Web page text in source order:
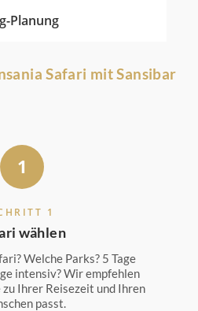
Planung
Safari mit Sansibar
1
1
wählen
Welche Parks? 5 Tage
intensiv? Wir empfehlen
zu Ihrer Reisezeit und Ihren
passt.